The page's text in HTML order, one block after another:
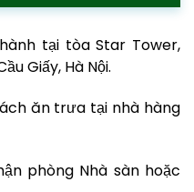
tại tòa Star Tower,
Giấy, Hà Nội.
ăn trưa tại nhà hàng
phòng Nhà sàn hoặc